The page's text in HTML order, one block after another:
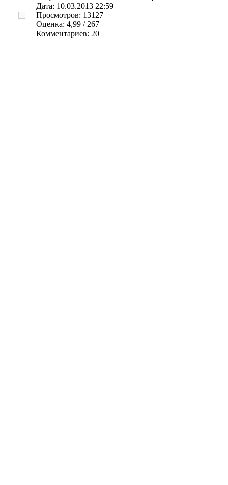
Дата: 10.03.2013 22:59
Просмотров: 13127
Оценка: 4,99 / 267
Комментариев: 20